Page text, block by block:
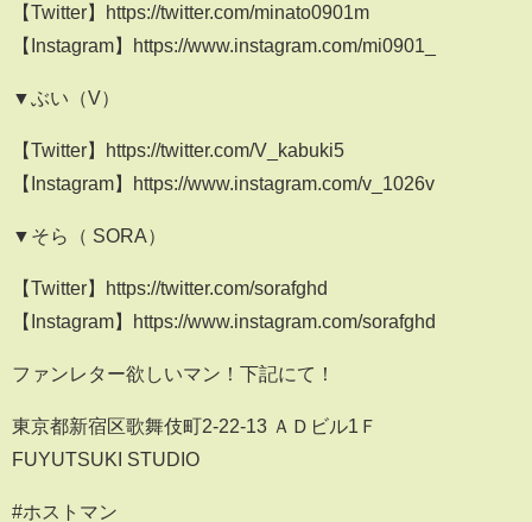
【Twitter】https://twitter.com/minato0901m
【Instagram】https://www.instagram.com/mi0901_
▼ぶい（V）
【Twitter】https://twitter.com/V_kabuki5
【Instagram】https://www.instagram.com/v_1026v
▼そら（ SORA）
【Twitter】https://twitter.com/sorafghd
【Instagram】https://www.instagram.com/sorafghd
ファンレター欲しいマン！下記にて！
東京都新宿区歌舞伎町2-22-13 ＡＤビル1Ｆ
FUYUTSUKI STUDIO
#ホストマン